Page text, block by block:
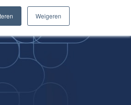
Weigeren